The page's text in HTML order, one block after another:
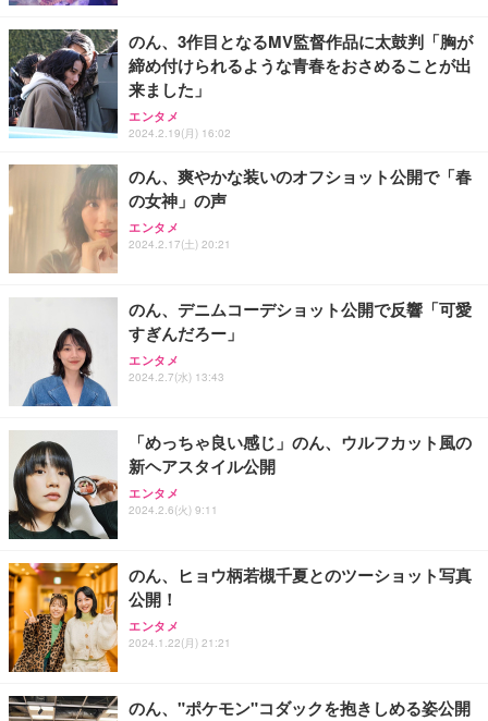
務用 おしゃれ パソコンチェア (ブラック)
Sezlife オフィスチェア デスクチェア 疲れない テレ
ワーク チェア 強化バックレスト 30度ロッキング機
能 人間工学 椅子 腰サポート 90度跳ね上げ式アーム
レスト 3Dヘッドレスト ハンガー付き 高反発クッシ
務用 おしゃれ パソコンチェア (ホワイト)
ANDWINT オフィスチェア デスクチェア 肘なし メ
ッシュ 通気性 ランバーサポート付き 腰サポート ガ
ス圧無段階昇降 360度回転 キャスター付き コンパク
【整備済み品】Dell E2724HS 27インチ 液晶モニタ
ー フルHD（1920×1080）VA 非光沢 HDMI/DisplayP
ort/VGA スピーカー内蔵 高さ調整 スイベル VESA対
応 ComfortView ビジネス向け
￥15,800
【MiniLED/24.5inch/280Hz/FHD】GRAPHT THE S
HOOTER Gaming Monitor 24” Essential ゲーミン
グモニター QD 24.5インチ 1ms FHD 量子ドット 残
Smart Basic(スマートベーシック) 【Amazon.co.jp
限定】 Smart Basic アイリスオーヤマ ペットシーツ
超厚型 お徳用 ワイド 100枚入 (x 1) (ケース販売)
アイリスオーヤマ ペットシーツ 超厚型 お徳用 レギ
ュラー 200枚入【Amazon.co.jp限定】
のん、3作目となるMV監督作品に太鼓判「胸が
締め付けられるような青春をおさめることが出
来ました」
エンタメ
2024.2.19(月) 16:02
のん、爽やかな装いのオフショット公開で「春
の女神」の声
エンタメ
2024.2.17(土) 20:21
のん、デニムコーデショット公開で反響「可愛
すぎんだろー」
エンタメ
2024.2.7(水) 13:43
「めっちゃ良い感じ」のん、ウルフカット風の
新ヘアスタイル公開
エンタメ
2024.2.6(火) 9:11
のん、ヒョウ柄若槻千夏とのツーショット写真
公開！
エンタメ
2024.1.22(月) 21:21
のん、"ポケモン"コダックを抱きしめる姿公開